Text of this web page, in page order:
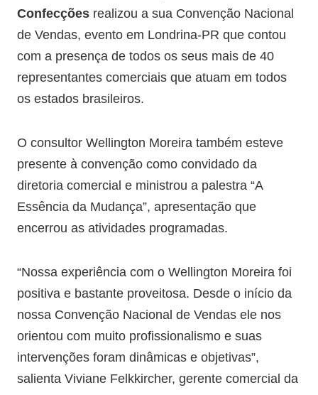
Confecções realizou a sua Convenção Nacional
de Vendas, evento em Londrina-PR que contou
com a presença de todos os seus mais de 40
representantes comerciais que atuam em todos
os estados brasileiros.
O consultor Wellington Moreira também esteve
presente à convenção como convidado da
diretoria comercial e ministrou a palestra “A
Essência da Mudança”, apresentação que
encerrou as atividades programadas.
“Nossa experiência com o Wellington Moreira foi
positiva e bastante proveitosa. Desde o início da
nossa Convenção Nacional de Vendas ele nos
orientou com muito profissionalismo e suas
intervenções foram dinâmicas e objetivas”,
salienta Viviane Felkkircher, gerente comercial da